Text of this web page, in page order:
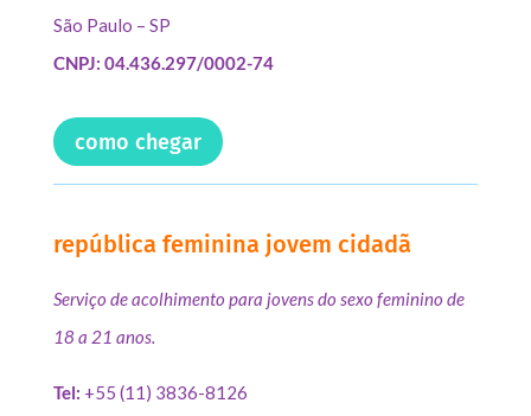
São Paulo – SP
CNPJ: 04.436.297/0002-74
como chegar
república feminina jovem cidadã
Serviço de acolhimento para jovens do sexo feminino de
18 a 21 anos.
Tel: +55 (11) 3836-8126